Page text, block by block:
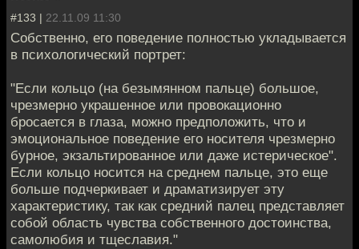
#133 | 22.11.09 11:30
Собственно, его поведение полностью укладывается
в психологический портрет:
"Если кольцо (на безымянном пальце) большое,
чрезмерно украшенное или провокационно
бросается в глаза, можно предположить, что и
эмоциональное поведение его носителя чрезмерно
бурное, экзальтированное или даже истерическое".
Если кольцо носится на среднем пальце, это еще
больше подчеркивает и драматизирует эту
характеристику, так как средний палец представляет
собой область чувства собственного достоинства,
самолюбия и тщеславия."